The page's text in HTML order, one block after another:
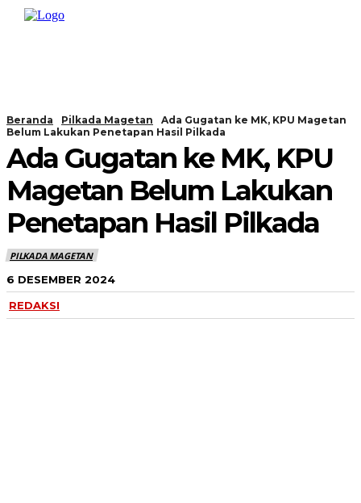
Beranda Pilkada Magetan
Ada Gugatan ke MK, KPU Magetan
Belum Lakukan Penetapan Hasil Pilkada
Ada Gugatan ke MK, KPU
Magetan Belum Lakukan
Penetapan Hasil Pilkada
PILKADA MAGETAN
6 DESEMBER 2024
REDAKSI